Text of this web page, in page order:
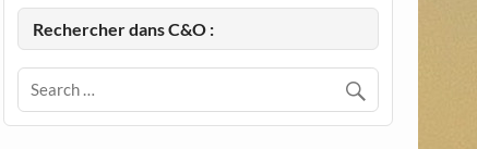
Rechercher dans C&O :